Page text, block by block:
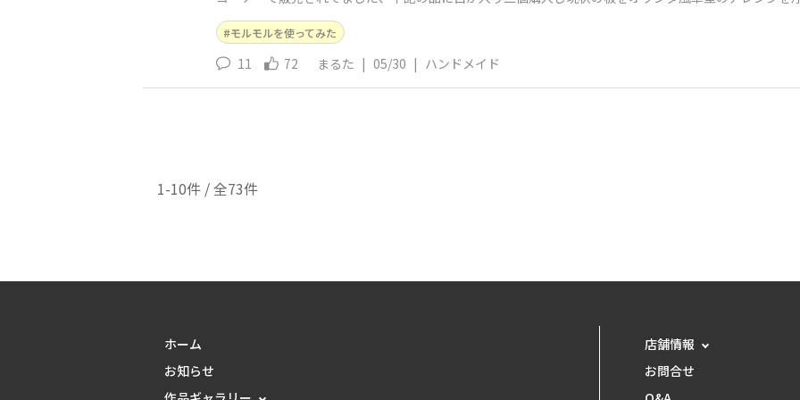
モルモルを使ってみた
11 72 まるた | 05/30 | ハンドメイド
1-10件 / 全73件
ホーム
お知らせ
店舗情報
お問合せ